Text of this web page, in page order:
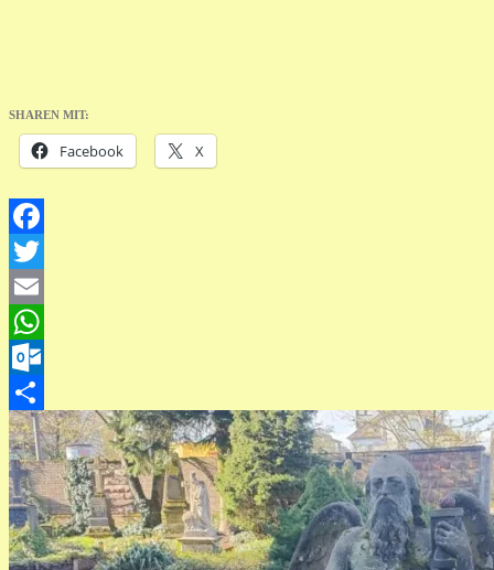
SHAREN MIT:
Facebook X
Facebook
Twitter
Email
WhatsApp
Outlook.com
Teilen